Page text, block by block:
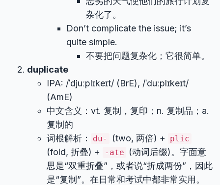
杂化了。
Don’t complicate the issue; it’s
quite simple.
不要把问题复杂化；它很简单。
duplicate
IPA: /ˈdjuːplɪkeɪt/ (BrE), /ˈduːplɪkeɪt/
(AmE)
中文含义：vt. 复制，复印；n. 复制品；a.
复制的
词根解析：
du- (two, 两倍) + plic
(fold, 折叠) + -ate
(动词后缀)。字面意
思是“双重折叠”，或者说“折成两份”，因此
是“复制”。在日常和考试中都非常实用。